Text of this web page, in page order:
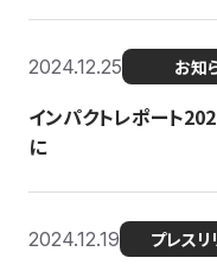
2024.12.25 お知
インパクトレポート
に
2024.12.19 プレスリ